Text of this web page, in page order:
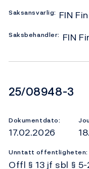
Saksansvarlig: FIN
Saksbehandler: FIN
25/08948-3
Dokumentdato:
17.02.2026
Unntatt offentligheten:
Offl § 13 jf sbl §